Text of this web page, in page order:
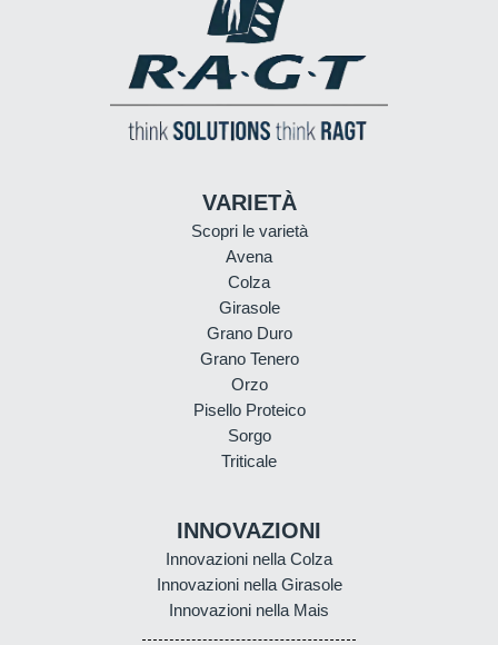
VARIETÀ
Scopri le varietà
Avena
Colza
Girasole
Grano Duro
Grano Tenero
Orzo
Pisello Proteico
Sorgo
Triticale
INNOVAZIONI
Innovazioni nella Colza
Innovazioni nella Girasole
Innovazioni nella Mais